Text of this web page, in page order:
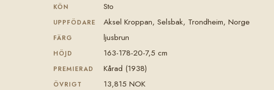
KÖN Sto
UPPFÖDARE Aksel Kroppan, Selsbak, Trondheim, Norge
FÄRG ljusbrun
HÖJD 163-178-20-7,5 cm
PREMIERAD Kårad (1938)
ÖVRIGT
13,815 NOK